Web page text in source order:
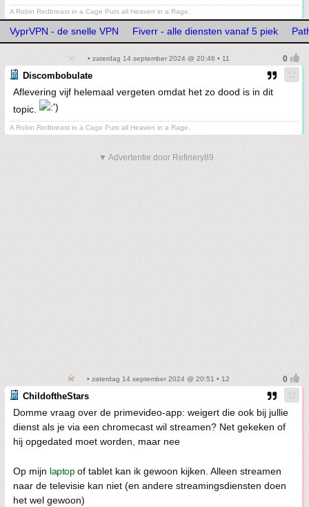
A Robin Redbreast in a Cage Puts all Heaven in a Rage.
VyprVPN - de snelle VPN Fiverr - alle diensten vanaf 5 piek
• zaterdag 14 september 2024 @ 20:46 • 11
Discombobulate
Aflevering vijf helemaal vergeten omdat het zo dood is in dit
topic.
A Robin Redbreast in a Cage Puts all Heaven in a Rage.
▼ Advertentie door Refinery89
• zaterdag 14 september 2024 @ 20:51 • 12
ChildoftheStars
Domme vraag over de primevideo-app: weigert die ook bij jullie
dienst als je via een chromecast wil streamen? Net gekeken of
hij opgedated moet worden, maar nee
Op mijn laptopof tablet kan ik gewoon kijken. Alleen streamen
naar de televisie kan niet (en andere streamingsdiensten doen
het wel gewoon)